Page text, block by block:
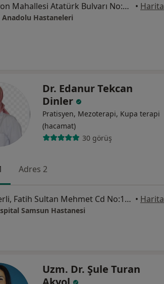
İstasyon Mahallesi Atatürk Bulvarı No:62, Samsun • Harita
Anadolu Hastaneleri
Dr. Edanur Tekcan
Dinler
Pratisyen, Mezoterapi, Kupa terapi
(hacamat)
30 görüş
Adres 2
Hançerli, Fatih Sultan Mehmet Cd No:155,, Samsun • Harita
Samsun Hastanesi
Uzm. Dr. Şule Turan